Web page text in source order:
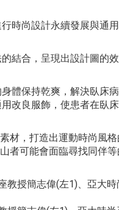
時尚設計永續發展與通
結合，呈現出設計圖的
體保持乾爽，解決臥床
改良服飾，使患者在臥
材，打造出運動時尚風格
者可能會面臨尋找同伴